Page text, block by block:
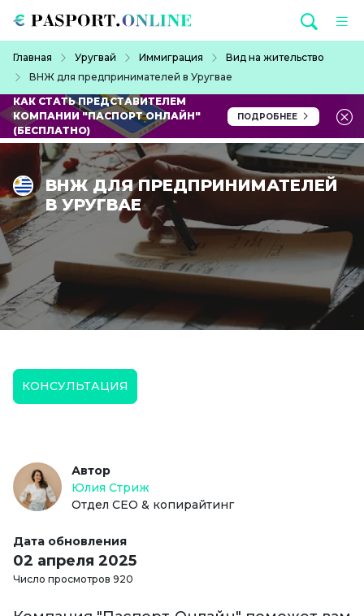
Главная Уругвай Иммиграция
Вид на жительство
ВНЖ для предпринимателей в Уругвае
КАК СТАТЬ ПРЕДСТАВИТЕЛЕМ
КОМПАНИИ "ПАСПОРТ ОНЛАЙН"
(БЕСПЛАТНО)
ПОДРОБНЕЕ
ВНЖ ДЛЯ ПРЕДПРИНИМАТЕЛЕЙ
В УРУГВАЕ
КОНСУЛЬТАЦИЯ
Автор
Юлия Стриж
Отдел СЕО & копирайтинг
Дата обновления
02 апреля 2025
Число просмотров 920